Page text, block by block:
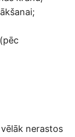
nerastos